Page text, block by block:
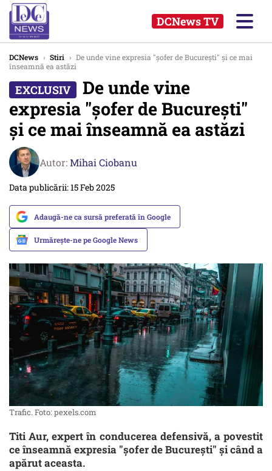
DCNews TV
DCNews › Stiri › De unde vine expresia "șofer de București" și ce mai
înseamnă ea astăzi
De unde vine
expresia "șofer de București"
și ce mai înseamnă ea astăzi
Autor:Mihai Ciobanu
Data publicării: 15 Feb 2025
Adaugă-ne ca sursă preferată în Google
Urmărește-ne pe Google News
Trafic. Foto: pexels.com
Titi Aur, expert în conducerea defensivă, a povestit
ce înseamnă expresia "şofer de Bucureşti" şi când a
apărut aceasta.